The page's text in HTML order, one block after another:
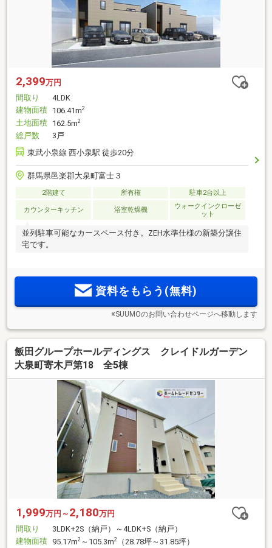
2,399万円
間取り
4LDK
建物面積 106.41m2
土地面積 162.5m2
総戸数
3戸
東武小泉線 西小泉駅 徒歩20分
群馬県邑楽郡大泉町富士３
2階建て 所有権 駐車2台以上
カウンターキッチン 浴室乾燥機
ウォークインクローゼ
ット
並列駐車可能なカースペース付き。ZEH水準仕様の新築分譲住
宅です。
資料をもらう(無料)
※SUUMOのお問い合わせページへ移動します
飯田グループホールディングス クレイドルガーデン
大泉町寄木戸第18 全5棟
1,999万円～ 2,180万円
間取り
3LDK+2S（納戸）～4LDK+S（納戸）
建物面積 95.17m2 ～105.3m2
（28.78坪～31.85坪）